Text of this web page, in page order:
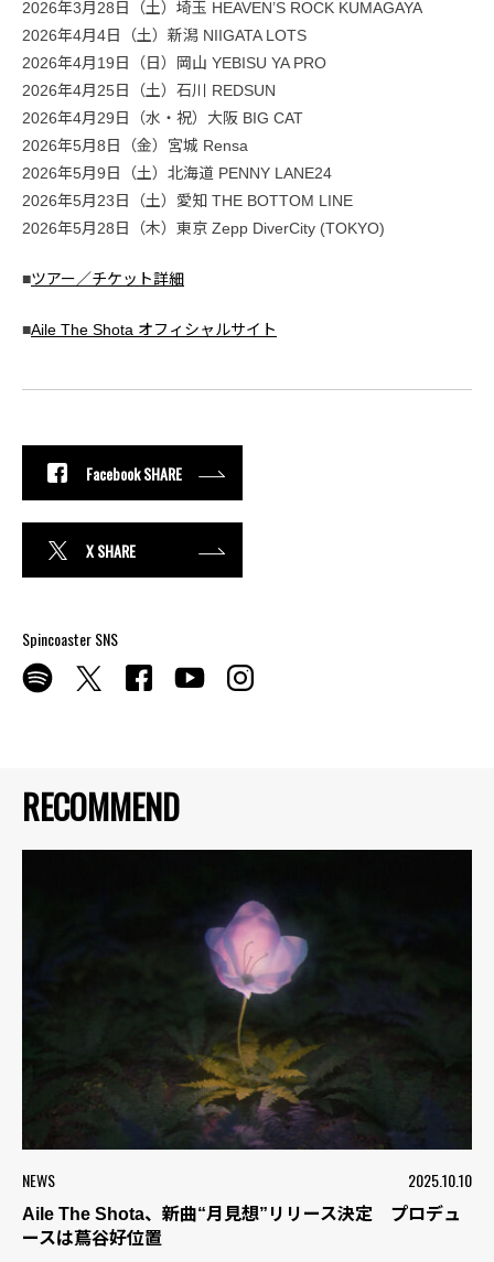
RECOMMEND
NEWS 2025.10.10
Aile The Shota、新曲“月見想”リリース決定 プロデュ
ースは蔦谷好位置
2026年3月28日（土）埼玉 HEAVEN’S ROCK KUMAGAYA
2026年4月4日（土）新潟 NIIGATA LOTS
2026年4月19日（日）岡山 YEBISU YA PRO
2026年4月25日（土）石川 REDSUN
2026年4月29日（水・祝）大阪 BIG CAT
2026年5月8日（金）宮城 Rensa
2026年5月9日（土）北海道 PENNY LANE24
2026年5月23日（土）愛知 THE BOTTOM LINE
2026年5月28日（木）東京 Zepp DiverCity (TOKYO)
■ツアー／チケット詳細
■Aile The Shota オフィシャルサイト
Facebook SHARE
X SHARE
Spincoaster SNS